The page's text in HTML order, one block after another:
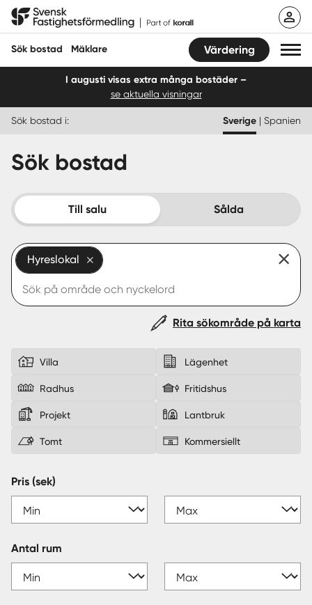
Hoppa
Svensk Fastighetsförmedling
Sök bostad Mäklare Värdering
Sälja
Köpa
Start
Logga in
I augusti visas extra många bostäder –
se aktuella visningar
Sök bostad i: Sverige | Spanien
Sök bostad
Till salu Sålda
Hyreslokal
Rita sökområde på karta
Villa Lägenhet
Radhus Fritidshus
Projekt Lantbruk
Tomt Kommersiellt
Pris (sek)
Antal rum